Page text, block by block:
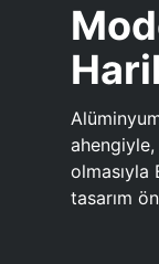
ahengiyle,
olmasıyla
tasarım